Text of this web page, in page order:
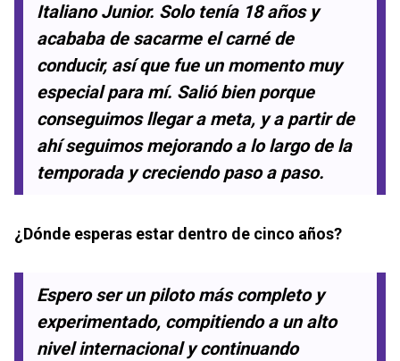
Italiano Junior. Solo tenía 18 años y
acababa de sacarme el carné de
conducir, así que fue un momento muy
especial para mí. Salió bien porque
conseguimos llegar a meta, y a partir de
ahí seguimos mejorando a lo largo de la
temporada y creciendo paso a paso.
¿Dónde esperas estar dentro de cinco años?
Espero ser un piloto más completo y
experimentado, compitiendo a un alto
nivel internacional y continuando